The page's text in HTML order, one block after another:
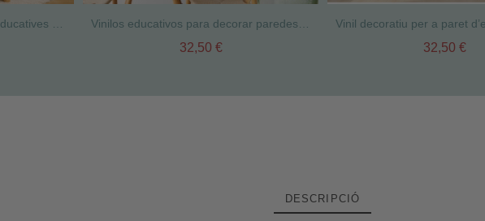
32,50 € 32,50 €
DESCRIPCIÓ